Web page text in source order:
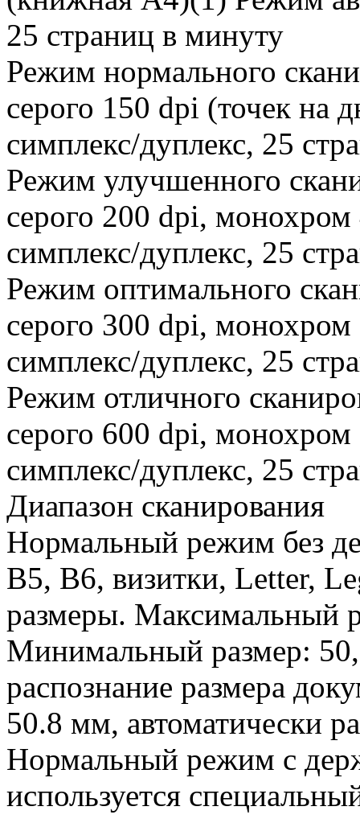
25 страниц в минуту
Режим нормального
серого 150 dpi (точек
симплекс/дуплекс, 25
Режим улучшенного
серого 200 dpi,
симплекс/дуплекс, 25
Режим оптимального
серого 300 dpi,
симплекс/дуплекс, 25
Режим отличного
серого 600 dpi,
симплекс/дуплекс, 25
Диапазон сканирования
Нормальный режим без
B5, B6, визитки, Letter,
размеры. Максимальный
Минимальный размер:
распознание размера
50.8 мм, автоматически
Нормальный режим с
используется